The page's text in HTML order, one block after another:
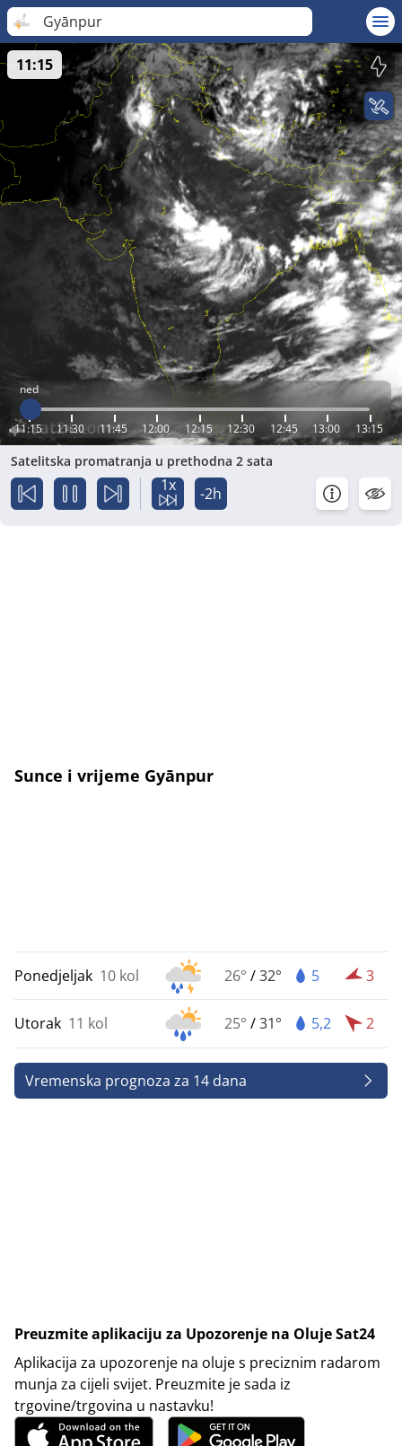
Gyānpur
ned
11:15 11:30 11:45 12:00 12:15 12:30 12:45 13:00 13:15
11:15
Satelitska promatranja u prethodna 2 sata
1x -2h
Sunce i vrijeme Gyānpur
Ponedjeljak 10 kol 26° /32° 5 3
Utorak 11 kol 25° /31° 5,2 2
Vremenska prognoza za 14 dana
Preuzmite aplikaciju za Upozorenje na Oluje Sat24
Aplikacija za upozorenje na oluje s preciznim radarom
munja za cijeli svijet. Preuzmite je sada iz
trgovine/trgovina u nastavku!